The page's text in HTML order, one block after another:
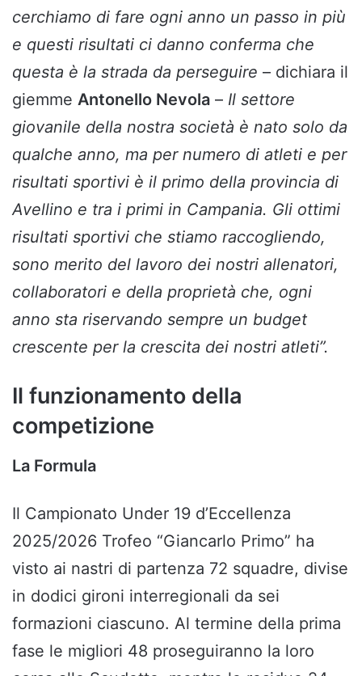
cerchiamo di fare ogni anno un passo in più
e questi risultati ci danno conferma che
questa è la strada da perseguire – dichiara il
giemme Antonello Nevola – Il settore
giovanile della nostra società è nato solo da
qualche anno, ma per numero di atleti e per
risultati sportivi è il primo della provincia di
Avellino e tra i primi in Campania. Gli ottimi
risultati sportivi che stiamo raccogliendo,
sono merito del lavoro dei nostri allenatori,
collaboratori e della proprietà che, ogni
anno sta riservando sempre un budget
crescente per la crescita dei nostri atleti”.
Il funzionamento della
competizione
La Formula
Il Campionato Under 19 d’Eccellenza
2025/2026 Trofeo “Giancarlo Primo” ha
visto ai nastri di partenza 72 squadre, divise
in dodici gironi interregionali da sei
formazioni ciascuno. Al termine della prima
fase le migliori 48 proseguiranno la loro